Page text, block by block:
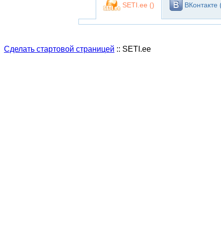
SETI.ee () ВКонтакте
Сделать стартовой страницей :: SETI.ee